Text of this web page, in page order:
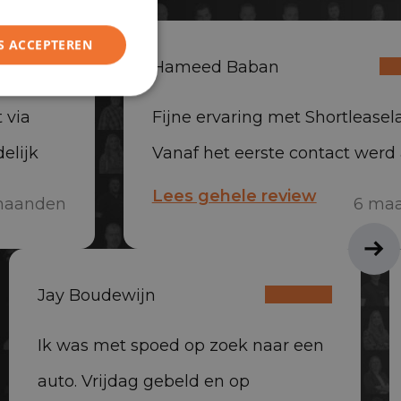
via
Hameed Baban
Fijne ervaring met
Vanaf het eerste contact werd
snel en professioneel
erg vriendelijk en
Absoluut aan te raden
Lees gehele review 6
Jay Boudewijn
Ik was met spoed op zoek naar een
auto. Vrijdag gebeld en op
ACCEPTEREN